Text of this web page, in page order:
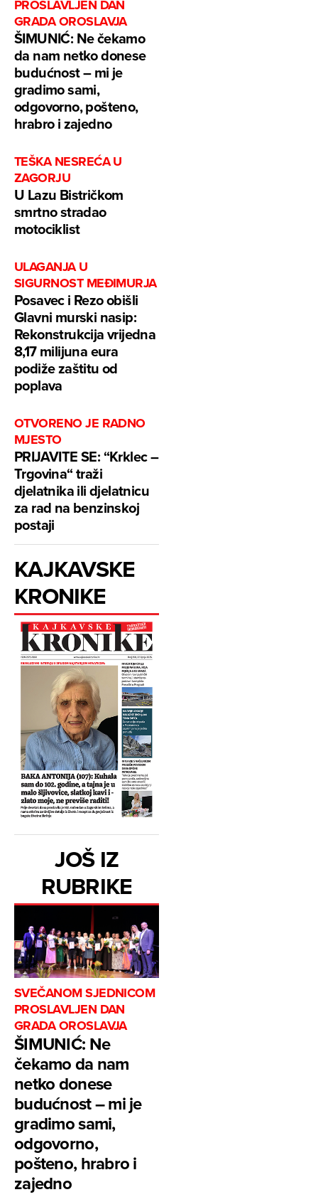
PROSLAVLJEN DAN
GRADA OROSLAVJA
ŠIMUNIĆ: Ne čekamo
da nam netko donese
budućnost – mi je
gradimo sami,
odgovorno, pošteno,
hrabro i zajedno
TEŠKA NESREĆA U
ZAGORJU
U Lazu Bistričkom
smrtno stradao
motociklist
ULAGANJA U
SIGURNOST MEĐIMURJA
Posavec i Rezo obišli
Glavni murski nasip:
Rekonstrukcija vrijedna
8,17 milijuna eura
podiže zaštitu od
poplava
OTVORENO JE RADNO
MJESTO
PRIJAVITE SE: “Krklec –
Trgovina“ traži
djelatnika ili djelatnicu
za rad na benzinskoj
postaji
KAJKAVSKE
KRONIKE
JOŠ IZ
RUBRIKE
SVEČANOM SJEDNICOM
PROSLAVLJEN DAN
GRADA OROSLAVJA
ŠIMUNIĆ: Ne
čekamo da nam
netko donese
budućnost – mi je
gradimo sami,
odgovorno,
pošteno, hrabro i
zajedno